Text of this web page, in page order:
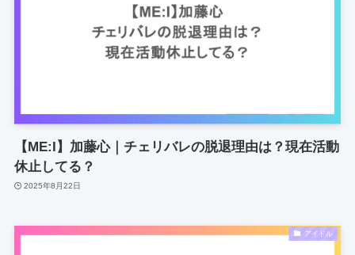
【ME:I】加藤心｜チェリバレの脱退理由は？現在活動
休止してる？
2025年8月22日
アイドル